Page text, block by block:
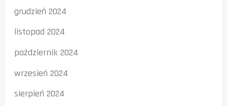
grudzień 2024
listopad 2024
październik 2024
wrzesień 2024
sierpień 2024